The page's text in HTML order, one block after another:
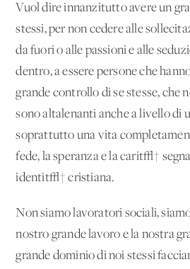
Vuol dire innanzitutto avere un
stessi, per non cedere alle
da fuori o alle passioni e alle
dentro, a essere persone che
grande controllo di se stesse, che
sono altalenanti anche a livello di
soprattutto una vita
fede, la speranza e la carit√†
identit√† cristiana.
Non siamo lavoratori sociali,
nostro grande lavoro e la nostra
grande dominio di noi stessi